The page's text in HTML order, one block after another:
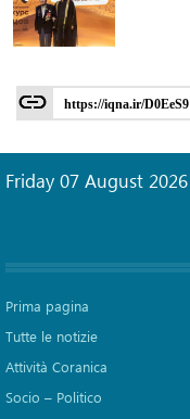
https://iqna.ir/D0EeS9
Friday 07 August 2026
Prima pagina
Tutte le notizie
Attività Coranica
Socio – Politico